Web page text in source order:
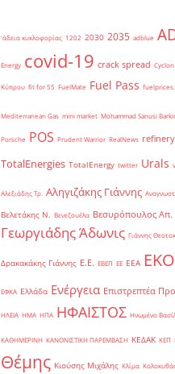
'άδεια κυκλοφορίας 1202 2030 2035 adblue
Energy covid-19 crack spread Cyclon
Κύπρου fit for 55 FuelMate Fuel Pass
Mediterranean Gas mini market Mohammad Sanusi
Porsche POS Prudent Warrior RealNews
TotalEnergies TotalEnergy twitter Urals
Αλεξιάδης Τρ. Αληγιζάκης Γιάννης
Βελετάκης Ν. Βενεζουέλα Βεσυρόπουλος Απ.
Γεωργιάδης Άδωνις Γιάννης
Δρακακάκης Γιάννης Ε.Ε. ΕΒΕΠ ΕΕ ΕΕΑ ΕΚΟ
ΕΦΚΑ Ελλάδα Ενέργεια Επιστρεπτέα
ΗΛΕΙΑ ΗΜΑ ΗΠΑ ΗΦΑΙΣΤΟΣ Ηνωμένο
ΚΑΘΗΜΕΡΙΝΗ ΚΑΝΟΝΙΣΤΙΚΗ ΠΑΡΕΜΒΑΣΗ ΚΕΔΑΚ ΚΕΠ
Θέμης Κιούσης Μιχάλης Κλίμα